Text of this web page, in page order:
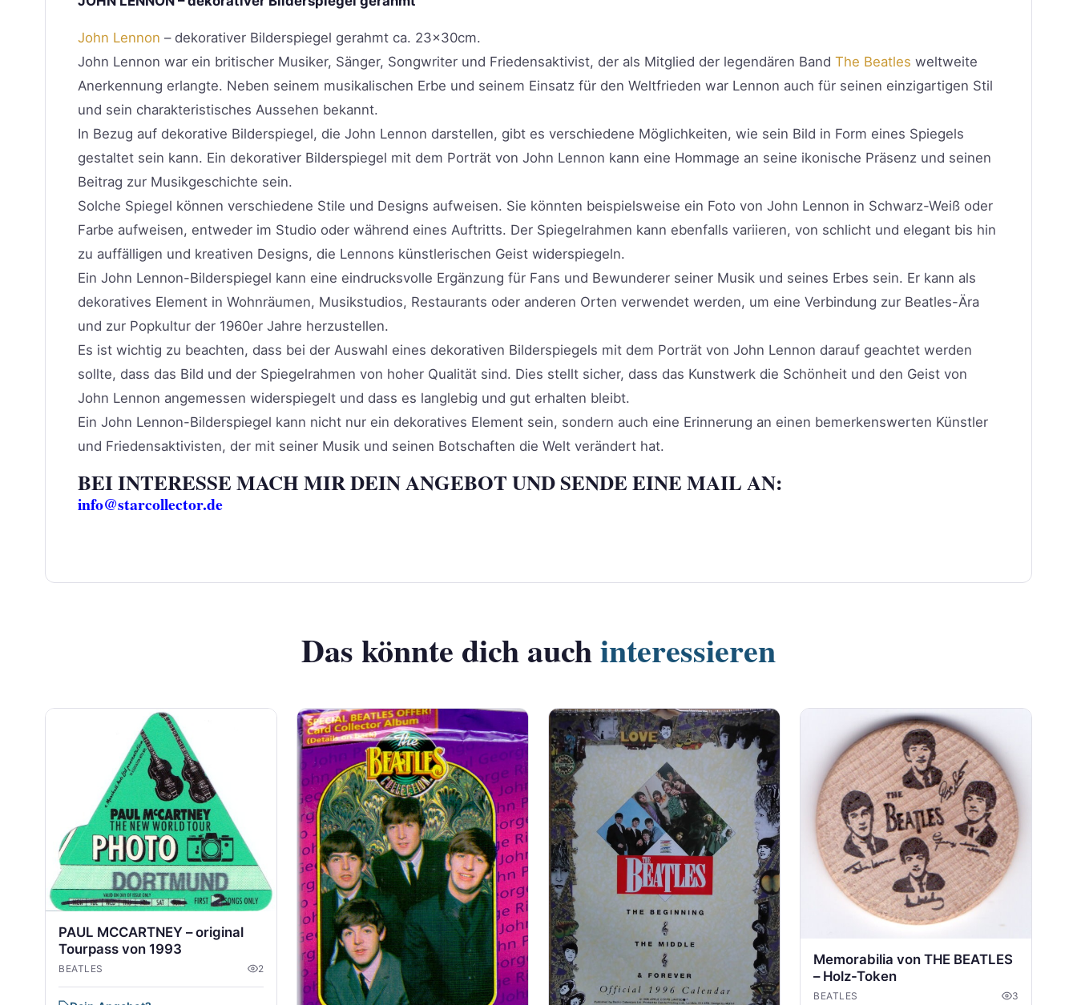
John Lennon – dekorativer Bilderspiegel gerahmt ca. 23x30cm.
John Lennon war ein britischer Musiker, Sänger, Songwriter und Friedensaktivist, der als Mitglied der legendären Band The Beatles weltweite
Anerkennung erlangte. Neben seinem musikalischen Erbe und seinem Einsatz für den Weltfrieden war Lennon auch für seinen einzigartigen Stil
und sein charakteristisches Aussehen bekannt.
In Bezug auf dekorative Bilderspiegel, die John Lennon darstellen, gibt es verschiedene Möglichkeiten, wie sein Bild in Form eines Spiegels
gestaltet sein kann. Ein dekorativer Bilderspiegel mit dem Porträt von John Lennon kann eine Hommage an seine ikonische Präsenz und seinen
Beitrag zur Musikgeschichte sein.
Solche Spiegel können verschiedene Stile und Designs aufweisen. Sie könnten beispielsweise ein Foto von John Lennon in Schwarz-Weiß oder
Farbe aufweisen, entweder im Studio oder während eines Auftritts. Der Spiegelrahmen kann ebenfalls variieren, von schlicht und elegant bis hin
zu auffälligen und kreativen Designs, die Lennons künstlerischen Geist widerspiegeln.
Ein John Lennon-Bilderspiegel kann eine eindrucksvolle Ergänzung für Fans und Bewunderer seiner Musik und seines Erbes sein. Er kann als
dekoratives Element in Wohnräumen, Musikstudios, Restaurants oder anderen Orten verwendet werden, um eine Verbindung zur Beatles-Ära
und zur Popkultur der 1960er Jahre herzustellen.
Es ist wichtig zu beachten, dass bei der Auswahl eines dekorativen Bilderspiegels mit dem Porträt von John Lennon darauf geachtet werden
sollte, dass das Bild und der Spiegelrahmen von hoher Qualität sind. Dies stellt sicher, dass das Kunstwerk die Schönheit und den Geist von
John Lennon angemessen widerspiegelt und dass es langlebig und gut erhalten bleibt.
Ein John Lennon-Bilderspiegel kann nicht nur ein dekoratives Element sein, sondern auch eine Erinnerung an einen bemerkenswerten Künstler
und Friedensaktivisten, der mit seiner Musik und seinen Botschaften die Welt verändert hat.
BEI INTERESSE MACH MIR DEIN ANGEBOT UND SENDE EINE MAIL AN:
info@starcollector.de
Das könnte dich auchinteressieren
PAUL MCCARTNEY – original
Tourpass von 1993
BEATLES 2
Memorabilia von THE BEATLES
– Holz-Token
BEATLES 3